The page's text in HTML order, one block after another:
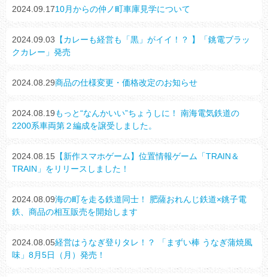
2024.09.1710月からの仲ノ町車庫見学について
2024.09.03 【カレーも経営も「黒」がイイ！？ 】「銚電ブラッ
クカレー」発売
2024.08.29商品の仕様変更・価格改定のお知らせ
2024.08.19もっと“なんかいい”ちょうしに！ 南海電気鉄道の
2200系車両第２編成を譲受しました。
2024.08.15 【新作スマホゲーム】位置情報ゲーム「TRAIN＆
TRAIN」をリリースしました！
2024.08.09海の町を走る鉄道同士！ 肥薩おれんじ鉄道×銚子電
鉄、商品の相互販売を開始します
2024.08.05経営はうなぎ登りタレ！？ 「まずい棒 うなぎ蒲焼風
味」8月5日（月）発売！